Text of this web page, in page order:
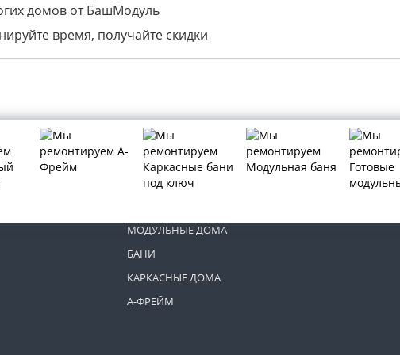
домов от БашМодуль
время, получайте скидки
МОДУЛЬНЫЕ ДОМА
БАНИ
КАРКАСНЫЕ ДОМА
А-ФРЕЙМ